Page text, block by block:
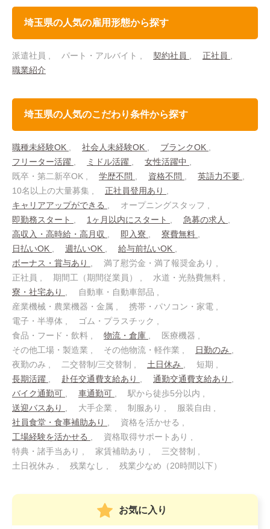
埼玉県の人気の雇用形態から探す
派遣社員 パート・アルバイト 契約社員
正社員
職業紹介
埼玉県の人気のこだわり条件から探す
職種未経験OK 社会人未経験OK
ブランクOK
フリーター活躍
ミドル活躍
女性活躍中
既卒・第二新卒OK
学歴不問 資格不問
英語力不要
10名以上の大量募集
正社員登用あり
キャリアアップができる
オープニングスタッフ
即勤務スタート
1ヶ月以内にスタート
急募の求人
高収入・高時給・高月収
即入寮
寮費無料
日払いOK
週払いOK
給与前払いOK
ボーナス・賞与あり
満了慰労金・満了報奨金あり
正社員
期間工（期間従業員）
水道・光熱費無料
寮・社宅あり
自動車・自動車部品
産業機械・農業機器・金属
携帯・パソコン・家電
電子・半導体
ゴム・プラスチック
食品・フード・飲料
物流・倉庫
医療機器
その他工場・製造業
その他物流・軽作業
日勤のみ
夜勤のみ
二交替制/三交替制 土日休み
短期
長期活躍
赴任交通費支給あり
通勤交通費支給あり
バイク通勤可
車通勤可
駅から徒歩5分以内
送迎バスあり
大手企業 制服あり
服装自由
社員食堂・食事補助あり
資格を活かせる
工場経験を活かせる
資格取得サポートあり
特典・諸手当あり
家賃補助あり
三交替制
土日祝休み
残業なし 残業少なめ（20時間以下）
お気に入り